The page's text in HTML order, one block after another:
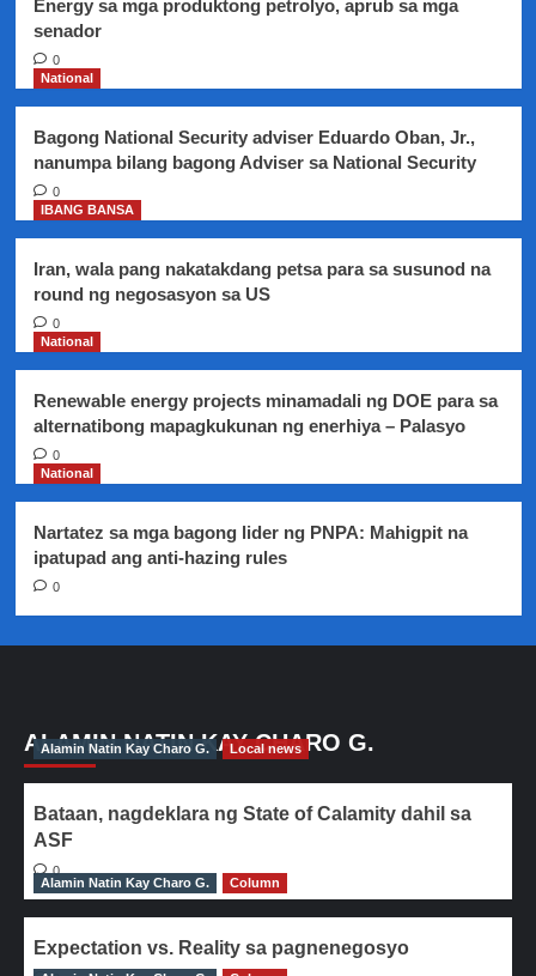
Energy sa mga produktong petrolyo, aprub sa mga
senador
0
National
Bagong National Security adviser Eduardo Oban, Jr.,
nanumpa bilang bagong Adviser sa National Security
0
IBANG BANSA
Iran, wala pang nakatakdang petsa para sa susunod na
round ng negosasyon sa US
0
National
Renewable energy projects minamadali ng DOE para sa
alternatibong mapagkukunan ng enerhiya – Palasyo
0
National
Nartatez sa mga bagong lider ng PNPA: Mahigpit na
ipatupad ang anti-hazing rules
0
ALAMIN NATIN KAY CHARO G.
Alamin Natin Kay Charo G. Local news
Bataan, nagdeklara ng State of Calamity dahil sa
ASF
0
Alamin Natin Kay Charo G.
Column
Expectation vs. Reality sa pagnenegosyo